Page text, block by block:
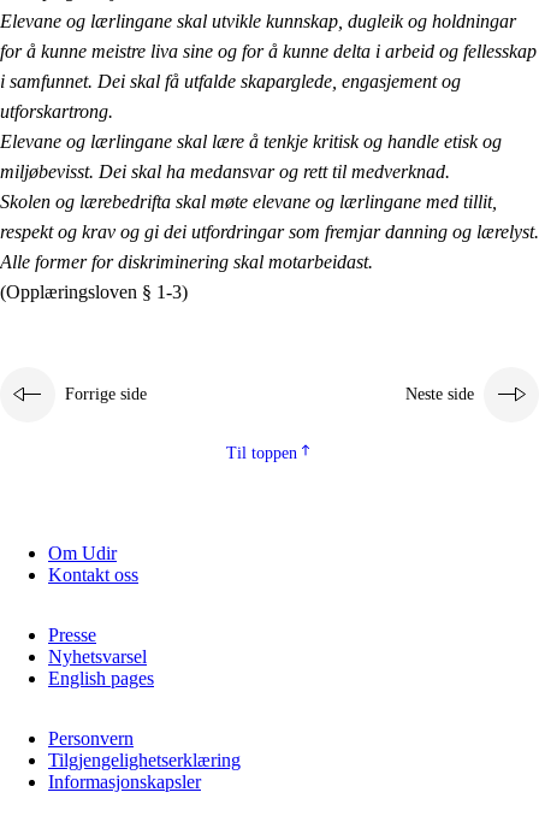
Elevane og lærlingane skal utvikle kunnskap, dugleik og holdningar
for å kunne meistre liva sine og for å kunne delta i arbeid og fellesskap
i samfunnet. Dei skal få utfalde skaparglede, engasjement og
utforskartrong.
Elevane og lærlingane skal lære å tenkje kritisk og handle etisk og
miljøbevisst. Dei skal ha medansvar og rett til medverknad.
Skolen og lærebedrifta skal møte elevane og lærlingane med tillit,
respekt og krav og gi dei utfordringar som fremjar danning og lærelyst.
Alle former for diskriminering skal motarbeidast.
(Opplæringsloven § 1-3)
Forrige side Neste side
Til toppen
Om Udir
Kontakt oss
Presse
Nyhetsvarsel
English pages
Personvern
Tilgjengelighetserklæring
Informasjonskapsler